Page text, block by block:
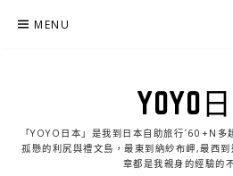
MENU
YOYO
「YOYO日本」是我到日本自助旅行ˊ60+N
孤懸的利尻與禮文島，最東到納紗布岬,最西
章都是我親身的經驗的